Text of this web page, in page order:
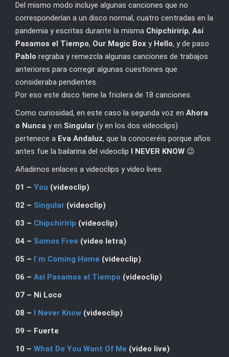
Del mismo modo incluye algunas canciones que no
corresponderían a un disco normal, cuatro centradas en la
pandemia y escritas durante la misma Chipchiririp, Así
Pasamos el Tiempo, Our Magic Box y Hello, y de paso
Pablo regraba y remezcla algunas canciones de trabajos
anteriores para corregir algunas cuestiones que
consideraba pendientes.
Por eso este disco tiene la friolera de 18 canciones.
Como curiosidad, en este caso la segunda voz en Ahora
o Nunca y en Singular (y en los dos videoclips)
pertenece a Eva Andaluz, que la conoceréis porque años
antes fue la bailarina del videoclip I NEVER KNOW 😉
Añadimos enlaces a videoclips y vídeo lives:
01 – You (videoclip)
02 – Singular (videoclip)
03 – Chipchiririp (videoclip)
04 – Somos Free (video letra)
05 – I´m Coming Home (videoclip)
06 – Así Pasamos el Tiempo (videoclip)
07 – Ni Loco
08 – I Never Know (videoclip)
09 – Fuerte
10 – What Do You Want Of Me (video live)